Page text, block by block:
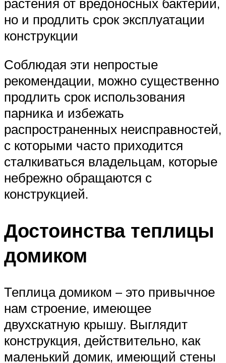
но и продлить срок эксплуатации
конструкции
Соблюдая эти непростые
рекомендации, можно существенно
продлить срок использования
парника и избежать
распространенных неисправностей,
с которыми часто приходится
сталкиваться владельцам, которые
небрежно обращаются с
конструкцией.
Достоинства теплицы
домиком
Теплица домиком – это привычное
нам строение, имеющее
двухскатную крышу. Выглядит
конструкция, действительно, как
маленький домик, имеющий стены